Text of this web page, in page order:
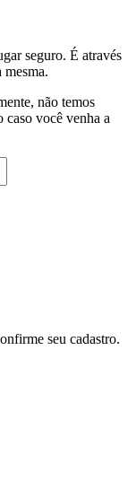
seguro. É através
mesma.
não temos
caso você venha a
seu cadastro.